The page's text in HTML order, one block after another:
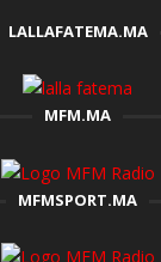
LALLAFATEMA.MA
MFM.MA
MFMSPORT.MA